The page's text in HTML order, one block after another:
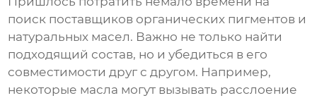
поиск поставщиков органических пигментов и
натуральных масел. Важно не только найти
подходящий состав, но и убедиться в его
совместимости друг с другом. Например,
некоторые масла могут вызывать расслоение